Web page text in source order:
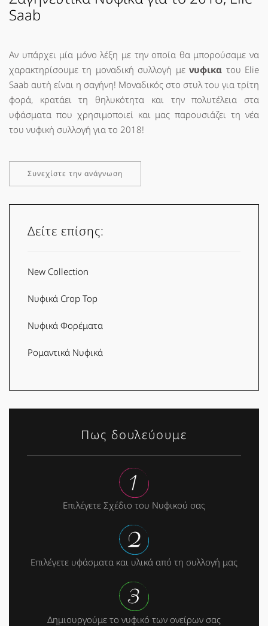
Saab
Aν υπάρχει μία μόνο λέξη με την οποία θα μπορούσαμε να
χαρακτηρίσουμε τη μοναδική συλλογή μενυφικα του Elie
Saab αυτή είναι η σαγήνη! Μοναδικός στο στυλ του για τρίτη
φορά, κρατάει τη θηλυκότητα και την πολυτέλεια στα
υφάσματα που χρησιμοποιεί και μας παρουσιάζει τη νέα
του νυφική συλλογή για το 2018!
Συνεχίστε την ανάγνωση
Δείτε επίσης:
New Collection
Νυφικά Crop Top
Νυφικά Φορέματα
Ρομαντικά Νυφικά
Πως δουλεύουμε
Επιλέγετε Σχέδιο του Νυφικού σας
Επιλέγετε υφάσματα και υλικά από τη συλλογή μας
Δημιουργούμε το νυφικό των ονείρων σας